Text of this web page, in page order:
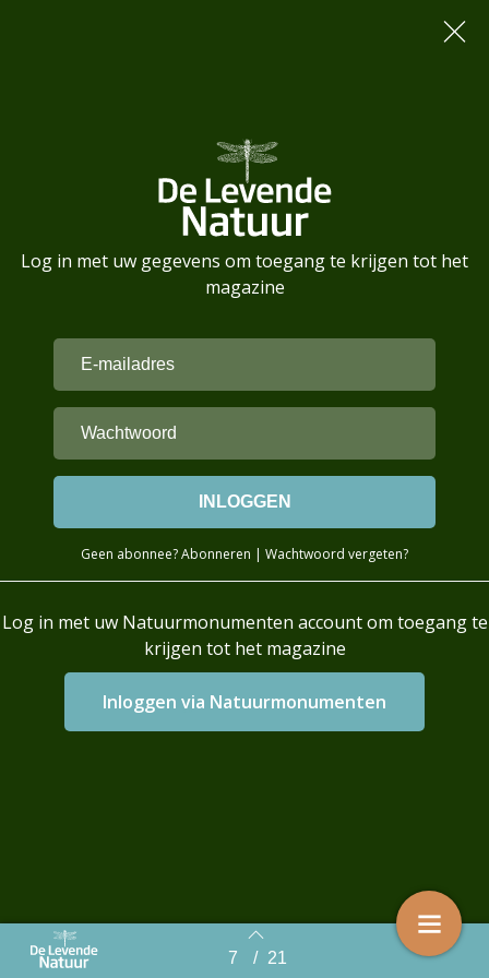
Back to index 7 / 21
Log in met uw gegevens om toegang te krijgen tot het
magazine
Geen abonnee?Abonneren | Wachtwoord vergeten?
Log in met uw Natuurmonumenten account om toegang te
krijgen tot het magazine
Login with AzureAD